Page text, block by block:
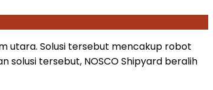
utara. Solusi tersebut mencakup robot
tersebut, NOSCO Shipyard beralih